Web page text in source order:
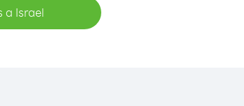
a Israel